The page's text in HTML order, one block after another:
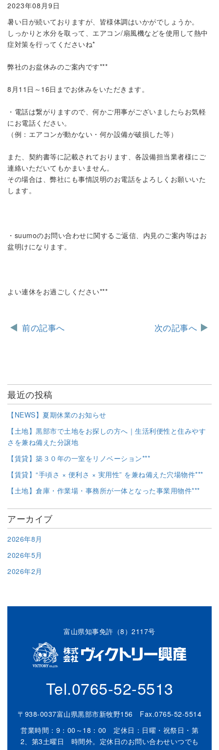
2023年08月9日
暑い日が続いておりますが、皆様体調はいかがでしょうか。
しっかりと水分を取って、エアコン/扇風機などを使用して熱中
症対策を行ってくださいね*
弊社のお盆休みのご案内です***
8月11日～16日までお休みをいただきます。
・電話は繋がりますので、何かご用事がございましたらお気軽
にお電話ください。
（例：エアコンが動かない・何か設備が破損した等）
また、契約書等に記載されております、各設備担当業者様にご
連絡いただいてもかまいません。
その場合は、弊社にも事情説明のお電話をよろしくお願いいた
します。
・suumoのお問い合わせに関するご返信、内見のご案内等はお
盆明けになります。
よい連休をお過ごしください***
前の記事へ 次の記事へ
最近の投稿
【NEWS】夏期休業のお知らせ
【土地】黒部市で土地をお探しの方へ｜生活利便性と住みやす
さを兼ね備えた分譲地
【賃貸】築３０年の一室をリノベーション***
【賃貸】“手頃さ × 便利さ × 実用性” を兼ね備えた穴場物件***
【土地】倉庫・作業場・事務所が一体となった事業用物件***
アーカイブ
2026年8月
2026年5月
2026年2月
富山県知事免許（8）2117号
Tel.0765-52-5513
〒938-0037富山県黒部市新牧野156 Fax.0765-52-5514
営業時間：9：00～18：00 定休日：日曜・祝祭日・第
2、第3土曜日 時間外。定休日のお問い合わせいつでも